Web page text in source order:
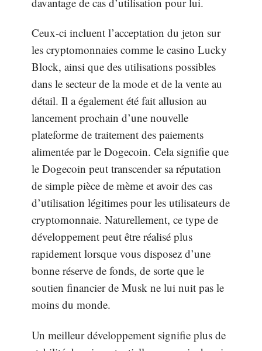
Ceux-ci incluent l’acceptation du jeton sur
les cryptomonnaies comme le casino Lucky
Block, ainsi que des utilisations possibles
dans le secteur de la mode et de la vente au
détail. Il a également été fait allusion au
lancement prochain d’une nouvelle
plateforme de traitement des paiements
alimentée par le Dogecoin. Cela signifie que
le Dogecoin peut transcender sa réputation
de simple pièce de mème et avoir des cas
d’utilisation légitimes pour les utilisateurs de
cryptomonnaie. Naturellement, ce type de
développement peut être réalisé plus
rapidement lorsque vous disposez d’une
bonne réserve de fonds, de sorte que le
soutien financier de Musk ne lui nuit pas le
moins du monde.
Un meilleur développement signifie plus de